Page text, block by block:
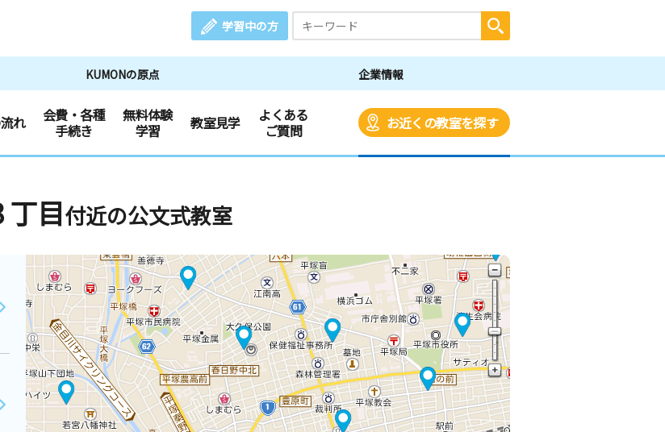
学習中の方
KUMONの原点 企業情報
れ
会費・各種
手続き
無料体験
学習
教室見学
よくある
ご質問
お近くの教室を探す
目付近の公文式教室